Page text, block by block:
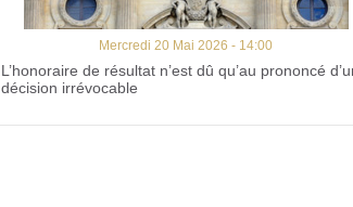
Mercredi 20 Mai 2026 - 14:00
L’honoraire de résultat n’est dû qu’au prononcé
décision irrévocable